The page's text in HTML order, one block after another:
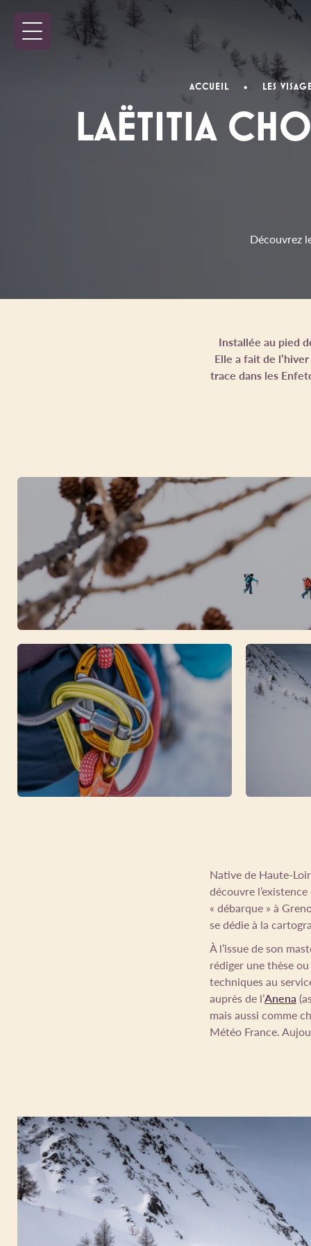
ACCUEIL • LES
LAËTITIA
Découvrez
Installée au pied
Elle a fait de
trace dans les
Native de Haute-
découvre
« débarque » à
se dédie à la
À l’issue de son
rédiger une thèse
techniques au
auprès de l’Anena
mais aussi comme
Météo France.